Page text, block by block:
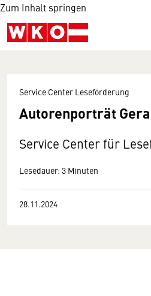
Zum Inhalt springen
Service Center Leseförderung
Autorenporträt
Service Center für
Lesedauer: 3 Minuten
28.11.2024